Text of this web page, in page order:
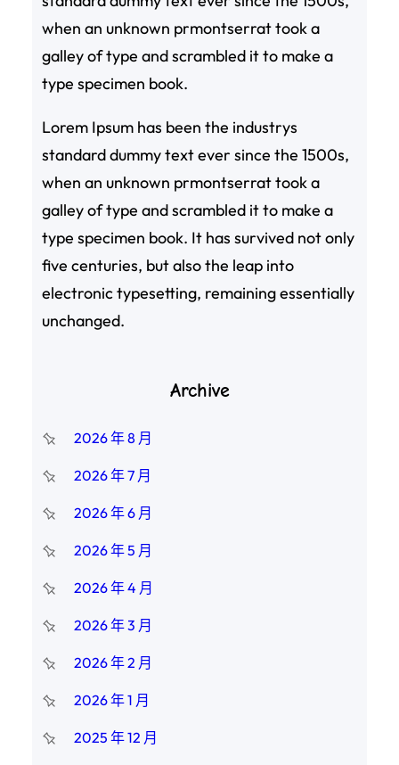
when an unknown prmontserrat took a
galley of type and scrambled it to make a
type specimen book.
Lorem Ipsum has been the industrys
standard dummy text ever since the 1500s,
when an unknown prmontserrat took a
galley of type and scrambled it to make a
type specimen book. It has survived not only
five centuries, but also the leap into
electronic typesetting, remaining essentially
unchanged.
Archive
2026 年 8 月
2026 年 7 月
2026 年 6 月
2026 年 5 月
2026 年 4 月
2026 年 3 月
2026 年 2 月
2026 年 1 月
2025 年 12 月